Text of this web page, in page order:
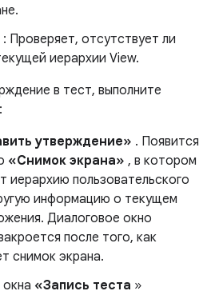
: Проверяет, отсутствует ли
иерархии View.
в тест, выполните
утверждение» . Появится
«Снимок экрана» , в котором
иерархию пользовательского
информацию о текущем
Диалоговое окно
после того, как
снимок экрана.
«Запись теста »